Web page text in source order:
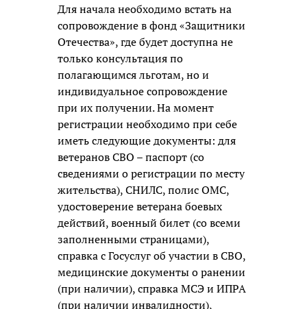
Для начала необходимо встать на
сопровождение в фонд «Защитники
Отечества», где будет доступна не
только консультация по
полагающимся льготам, но и
индивидуальное сопровождение
при их получении. На момент
регистрации необходимо при себе
иметь следующие документы: для
ветеранов СВО – паспорт (со
сведениями о регистрации по месту
жительства), СНИЛС, полис ОМС,
удостоверение ветерана боевых
действий, военный билет (со всеми
заполненными страницами),
справка с Госуслуг об участии в СВО,
медицинские документы о ранении
(при наличии), справка МСЭ и ИПРА
(при наличии инвалидности),